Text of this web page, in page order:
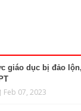
giáo dục bị đảo
Feb 07, 2023